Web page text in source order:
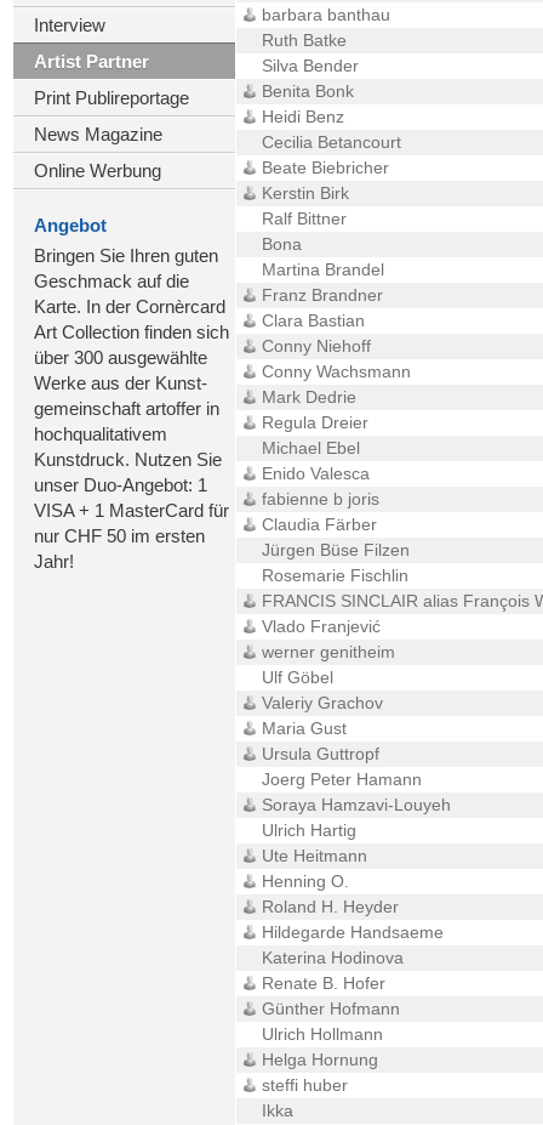
Interview
Artist Partner
Print Publireportage
News Magazine
Online Werbung
Angebot
Bringen Sie Ihren guten
Geschmack auf die
Karte. In der Cornèrcard
Art Collection finden sich
über 300 ausgewählte
Werke aus der Kunst-
gemeinschaft artoffer in
hochqualitativem
Kunstdruck. Nutzen Sie
unser Duo-Angebot: 1
VISA + 1 MasterCard für
nur CHF 50 im ersten
Jahr!
barbara banthau
Ruth Batke
Silva Bender
Benita Bonk
Heidi Benz
Cecilia Betancourt
Beate Biebricher
Kerstin Birk
Ralf Bittner
Bona
Martina Brandel
Franz Brandner
Clara Bastian
Conny Niehoff
Conny Wachsmann
Mark Dedrie
Regula Dreier
Michael Ebel
Enido Valesca
fabienne b joris
Claudia Färber
Jürgen Büse Filzen
Rosemarie Fischlin
FRANCIS SINCLAIR alias François
Vlado Franjević
werner genitheim
Ulf Göbel
Valeriy Grachov
Maria Gust
Ursula Guttropf
Joerg Peter Hamann
Soraya Hamzavi-Louyeh
Ulrich Hartig
Ute Heitmann
Henning O.
Roland H. Heyder
Hildegarde Handsaeme
Katerina Hodinova
Renate B. Hofer
Günther Hofmann
Ulrich Hollmann
Helga Hornung
steffi huber
Ikka